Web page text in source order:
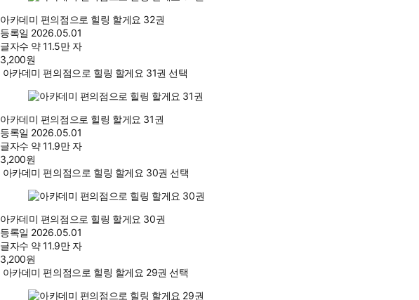
아카데미 편의점으로 힐링 할게요 32권
등록일 2026.05.01
글자수 약 11.5만 자
3,200원
아카데미 편의점으로 힐링 할게요 31권 선택
아카데미 편의점으로 힐링 할게요 31권
등록일 2026.05.01
글자수 약 11.9만 자
3,200원
아카데미 편의점으로 힐링 할게요 30권 선택
아카데미 편의점으로 힐링 할게요 30권
등록일 2026.05.01
글자수 약 11.9만 자
3,200원
아카데미 편의점으로 힐링 할게요 29권 선택